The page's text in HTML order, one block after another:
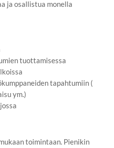
ja osallistua monella
tuottamisessa
tapahtumiin (
ym.)
toimintaan. Pienikin